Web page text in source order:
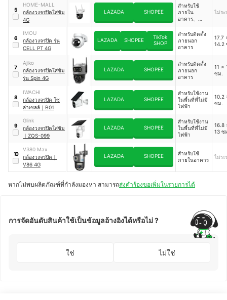
ภายในอาคาร
5
HOME-MALL
กล้องวงจรปิดใส่ซิม
4G
LAZADA SHOPEE
สำหรับใช้
ภายใน
อาคาร、
ภายนอก
อาคาร
ไม่ระ
6
IMOU
กล้องวงจรปิด รุ่น
CELL PT 4G
LAZADA SHOPEE
TikTok
SHOP
สำหรับติดตั้ง
ภายนอก
อาคาร
17.7
14.2
7
Ajiko
กล้องวงจรปิดใส่ซิม
รุ่น Spin 4G
LAZADA SHOPEE
สำหรับติดตั้ง
ภายนอก
อาคาร
11 x
ซม.
8
IWACHI
กล้องวงจรปิด โซ
ล่าเซลล์ ｜ B01
LAZADA SHOPEE
สำหรับใช้งาน
ในพื้นที่ที่ไม่มี
ไฟฟ้า
10.2
ซม.
9
Glink
กล้องวงจรปิดใส่ซิม
｜ ZQS-099
LAZADA SHOPEE
สำหรับใช้งาน
ในพื้นที่ที่ไม่มี
ไฟฟ้า
16.8
13 ซ
10
V380 Max
กล้องวงจรปิด ｜
V86 4G
LAZADA SHOPEE
สำหรับใช้
ภายในอาคาร
ไม่ระ
หากไม่พบผลิตภัณฑ์ที่กำลังมองหา สามารถส่งคำร้องขอเพิ่มในรายการได้
การจัดอันดับสินค้าใช้เป็นข้อมูลอ้างอิงได้หรือไม่ ?
ใช่ ไม่ใช่